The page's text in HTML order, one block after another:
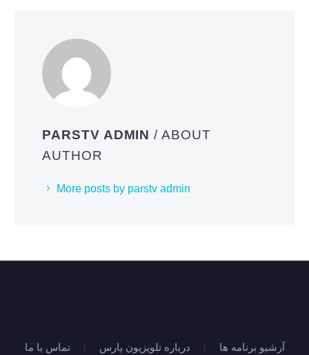
PARSTV ADMIN/ ABOUT
AUTHOR
More posts by parstv admin
تماس با ما درباره تلویزیون پارس آرشیو برنامه ها